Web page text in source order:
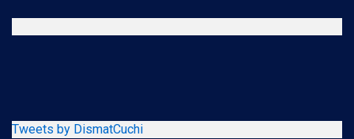
Tweets by DismatCuchi